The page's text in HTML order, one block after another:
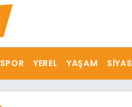
SPOR YEREL YAŞAM